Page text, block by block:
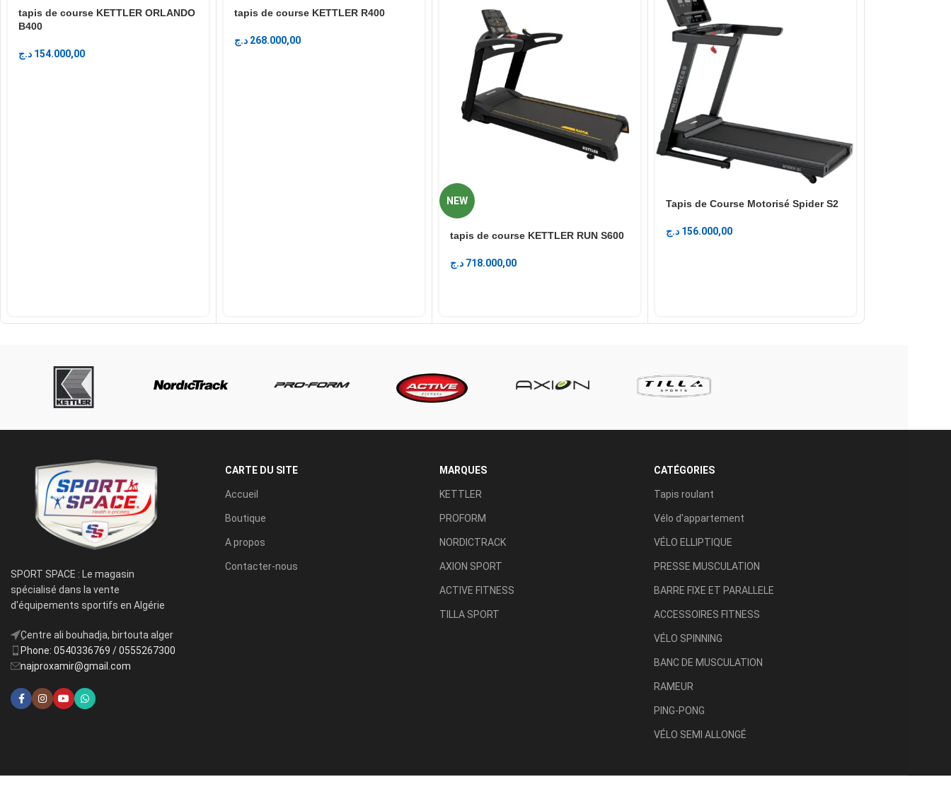
tapis de course KETTLER ORLANDO
B400
154.000,00 د.ج
tapis de course KETTLER R400
268.000,00 د.ج
NEW
tapis de course KETTLER RUN S600
718.000,00 د.ج
Tapis de Course Motorisé Spider S2
156.000,00 د.ج
SPORT SPACE : Le magasin
spécialisé dans la vente
d'équipements sportifs en Algérie
ِCentre ali bouhadja, birtouta alger
Phone: 0540336769 / 0555267300
najproxamir@gmail.com
CARTE DU SITE
Accueil
Boutique
A propos
Contacter-nous
MARQUES
KETTLER
PROFORM
NORDICTRACK
AXION SPORT
ACTIVE FITNESS
TILLA SPORT
CATÉGORIES
Tapis roulant
Vélo d'appartement
VÉLO ELLIPTIQUE
PRESSE MUSCULATION
BARRE FIXE ET PARALLELE
ACCESSOIRES FITNESS
VÉLO SPINNING
BANC DE MUSCULATION
RAMEUR
PING-PONG
VÉLO SEMI ALLONGÉ